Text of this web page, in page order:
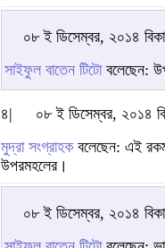
০৮ ই ডিসেম্বর, ২০১৪
সাইফুল বাতেন টিটোবলেছেন:
৪|
০৮ ই ডিসেম্বর, ২০১৪
মুদ্রা সংগ্রাহকবলেছেন: এই
উপরমহলের।
০৮ ই ডিসেম্বর, ২০১৪